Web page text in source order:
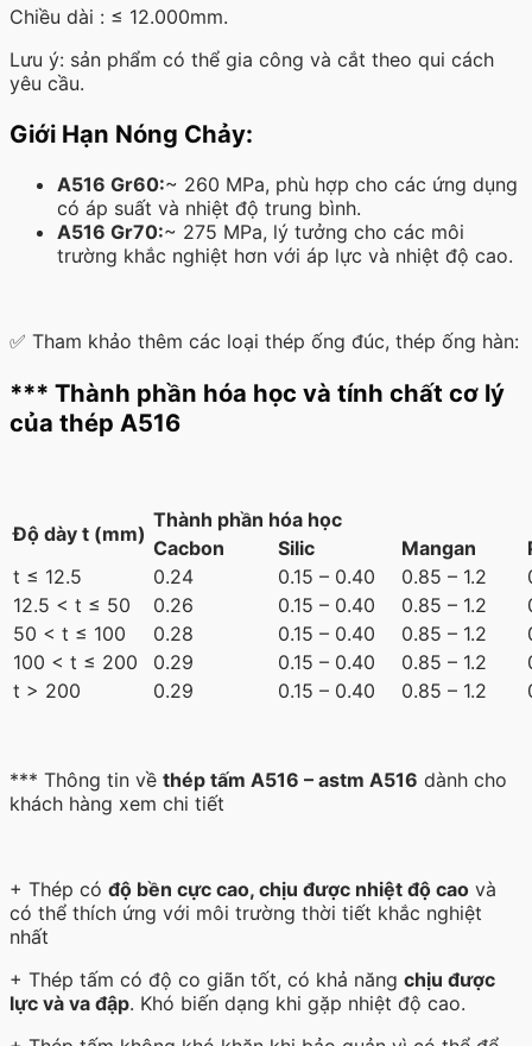
Chiều dài : ≤ 12.000mm.
Lưu ý: sản phẩm có thể gia công và cắt theo qui cách
yêu cầu.
Giới Hạn Nóng Chảy:
A516 Gr60:~ 260 MPa, phù hợp cho các ứng dụng
có áp suất và nhiệt độ trung bình.
A516 Gr70:~ 275 MPa, lý tưởng cho các môi
trường khắc nghiệt hơn với áp lực và nhiệt độ cao.
✅ Tham khảo thêm các loại thép ống đúc, thép ống hàn:
*** Thành phần hóa học và tính chất cơ lý
của thép A516
Độ dày t (mm)
Thành phần hóa học
Cacbon
Silic Mangan
t ≤ 12.5
0.24 0.15 – 0.40 0.85 – 1.2
12.5 < t ≤ 50
0.26 0.15 – 0.40 0.85 – 1.2
50 < t ≤ 100
0.28 0.15 – 0.40 0.85 – 1.2
100 < t ≤ 200
0.29 0.15 – 0.40 0.85 – 1.2
t > 200
0.29 0.15 – 0.40 0.85 – 1.2
*** Thông tin về thép tấm A516 – astm A516 dành cho
khách hàng xem chi tiết
+ Thép có độ bền cực cao, chịu được nhiệt độ cao và
có thể thích ứng với môi trường thời tiết khắc nghiệt
nhất
+ Thép tấm có độ co giãn tốt, có khả năng chịu được
lực và va đập. Khó biến dạng khi gặp nhiệt độ cao.